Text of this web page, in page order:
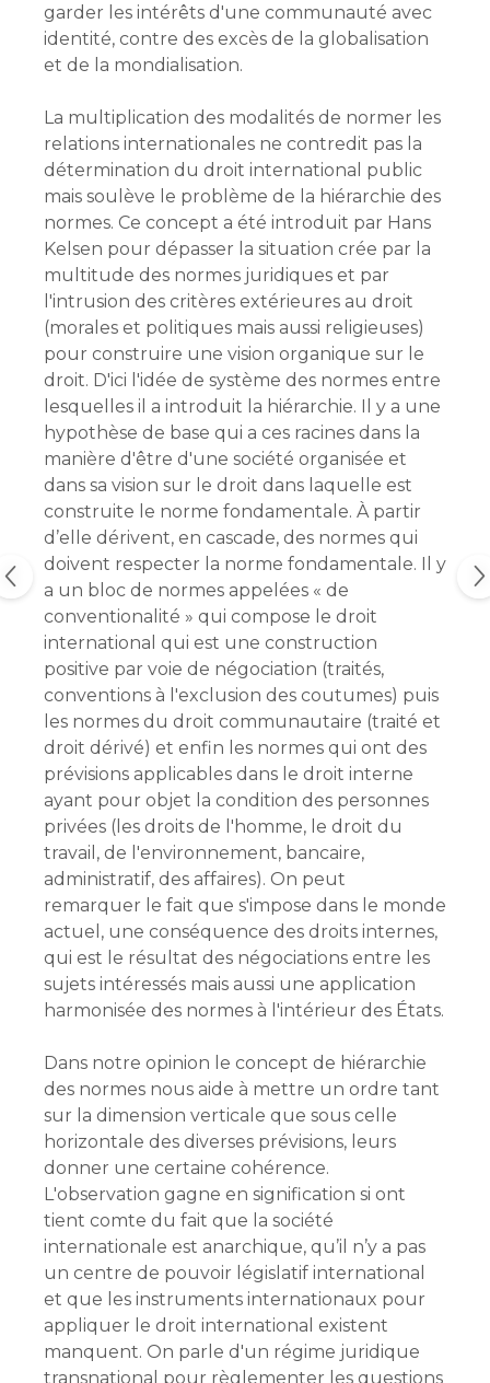
garder les intérêts d'une communauté avec
identité, contre des excès de la globalisation
et de la mondialisation.
La multiplication des modalités de normer les
relations internationales ne contredit pas la
détermination du droit international public
mais soulève le problème de la hiérarchie des
normes. Ce concept a été introduit par Hans
Kelsen pour dépasser la situation crée par la
multitude des normes juridiques et par
l'intrusion des critères extérieures au droit
(morales et politiques mais aussi religieuses)
pour construire une vision organique sur le
droit. D'ici l'idée de système des normes entre
lesquelles il a introduit la hiérarchie. Il y a une
hypothèse de base qui a ces racines dans la
manière d'être d'une société organisée et
dans sa vision sur le droit dans laquelle est
construite le norme fondamentale. À partir
d’elle dérivent, en cascade, des normes qui
doivent respecter la norme fondamentale. Il y
a un bloc de normes appelées « de
conventionalité » qui compose le droit
international qui est une construction
positive par voie de négociation (traités,
conventions à l'exclusion des coutumes) puis
les normes du droit communautaire (traité et
droit dérivé) et enfin les normes qui ont des
prévisions applicables dans le droit interne
ayant pour objet la condition des personnes
privées (les droits de l'homme, le droit du
travail, de l'environnement, bancaire,
administratif, des affaires). On peut
remarquer le fait que s'impose dans le monde
actuel, une conséquence des droits internes,
qui est le résultat des négociations entre les
sujets intéressés mais aussi une application
harmonisée des normes à l'intérieur des États.
Dans notre opinion le concept de hiérarchie
des normes nous aide à mettre un ordre tant
sur la dimension verticale que sous celle
horizontale des diverses prévisions, leurs
donner une certaine cohérence.
L'observation gagne en signification si ont
tient comte du fait que la société
internationale est anarchique, qu’il n’y a pas
un centre de pouvoir législatif international
et que les instruments internationaux pour
appliquer le droit international existent
manquent. On parle d'un régime juridique
transnational pour règlementer les questions